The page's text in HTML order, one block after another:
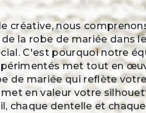
créative, nous
la robe de mariée dans
C'est pourquoi notre
met tout en
de mariée qui reflète
en valeur votre
chaque dentelle et